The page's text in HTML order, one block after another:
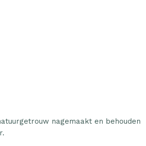
nagemaakt en behouden